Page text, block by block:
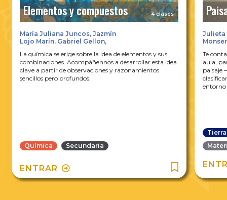
Elementos y compuestos 4 clases
María Juliana Juncos, Jazmín
Lojo Marín, Gabriel Gellon,
La química se erige sobre la idea de elementos y sus
combinaciones. Acompáñennos a desarrollar esta idea
clave a partir de observaciones y razonamientos
sencillos pero profundos.
Química Secundaria
ENTRAR
Julieta
Te
aula,
paisaje
entorno